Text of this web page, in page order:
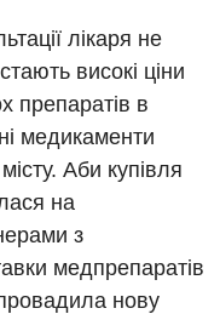
та неврології
лікаря не
високі ціни
препаратів в
медикаменти
Аби купівля
на
з
медпрепаратів
нову